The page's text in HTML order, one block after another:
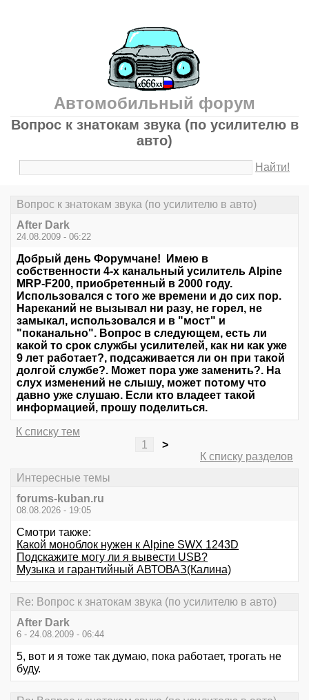
Автомобильный форум
Вопрос к знатокам звука (по усилителю в
авто)
Найти!
Вопрос к знатокам звука (по усилителю в авто)
After Dark
24.08.2009 - 06:22
Добрый день Форумчане! Имею в
собственности 4-х канальный усилитель Alpine
MRP-F200, приобретенный в 2000 году.
Использовался с того же времени и до сих пор.
Нареканий не вызывал ни разу, не горел, не
замыкал, использовался и в "мост" и
"поканально". Вопрос в следующем, есть ли
какой то срок службы усилителей, как ни как уже
9 лет работает?, подсаживается ли он при такой
долгой службе?. Может пора уже заменить?. На
слух изменений не слышу, может потому что
давно уже слушаю. Если кто владеет такой
информацией, прошу поделиться.
К списку тем
1
>
К списку разделов
Интересные темы
forums-kuban.ru
08.08.2026 - 19:05
Смотри также:
Какой моноблок нужен к Alpine SWX 1243D
Подскажите могу ли я вывести USB?
Музыка и гарантийный АВТОВАЗ(Калина)
Re: Вопрос к знатокам звука (по усилителю в авто)
After Dark
6 - 24.08.2009 - 06:44
5, вот и я тоже так думаю, пока работает, трогать не
буду.